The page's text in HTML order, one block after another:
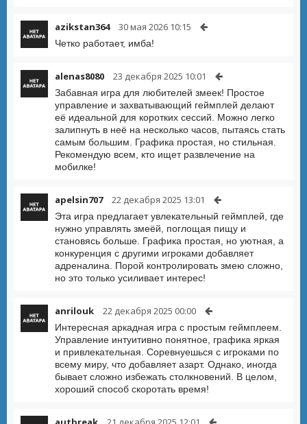
azikstan364 30 мая 2026 10:15
Четко работает, имба!
alenas8080 23 декабря 2025 10:01
Забавная игра для любителей змеек! Простое
управление и захватывающий геймплей делают
её идеальной для коротких сессий. Можно легко
залипнуть в неё на несколько часов, пытаясь стать
самым большим. Графика простая, но стильная.
Рекомендую всем, кто ищет развлечение на
мобилке!
apelsin707 22 декабря 2025 13:01
Эта игра предлагает увлекательный геймплей, где
нужно управлять змеёй, поглощая пищу и
становясь больше. Графика простая, но уютная, а
конкуренция с другими игроками добавляет
адреналина. Порой контролировать змею сложно,
но это только усиливает интерес!
anrilouk 22 декабря 2025 00:00
Интересная аркадная игра с простым геймплеем.
Управление интуитивно понятное, графика яркая
и привлекательная. Соревнуешься с игроками по
всему миру, что добавляет азарт. Однако, иногда
бывает сложно избежать столкновений. В целом,
хороший способ скоротать время!